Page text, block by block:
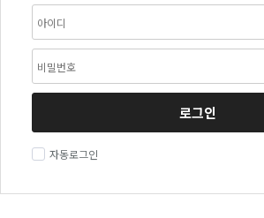
로그인
자동로그인